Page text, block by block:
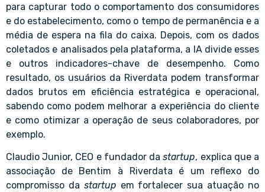
para capturar todo o comportamento dos consumidores
e do estabelecimento, como o tempo de permanência e a
média de espera na fila do caixa. Depois, com os dados
coletados e analisados pela plataforma, a IA divide esses
e outros indicadores-chave de desempenho. Como
resultado, os usuários da Riverdata podem transformar
dados brutos em eficiência estratégica e operacional,
sabendo como podem melhorar a experiência do cliente
e como otimizar a operação de seus colaboradores, por
exemplo.
Claudio Junior, CEO e fundador dastartup, explica que a
associação de Bentim à Riverdata é um reflexo do
compromisso da startup em fortalecer sua atuação no